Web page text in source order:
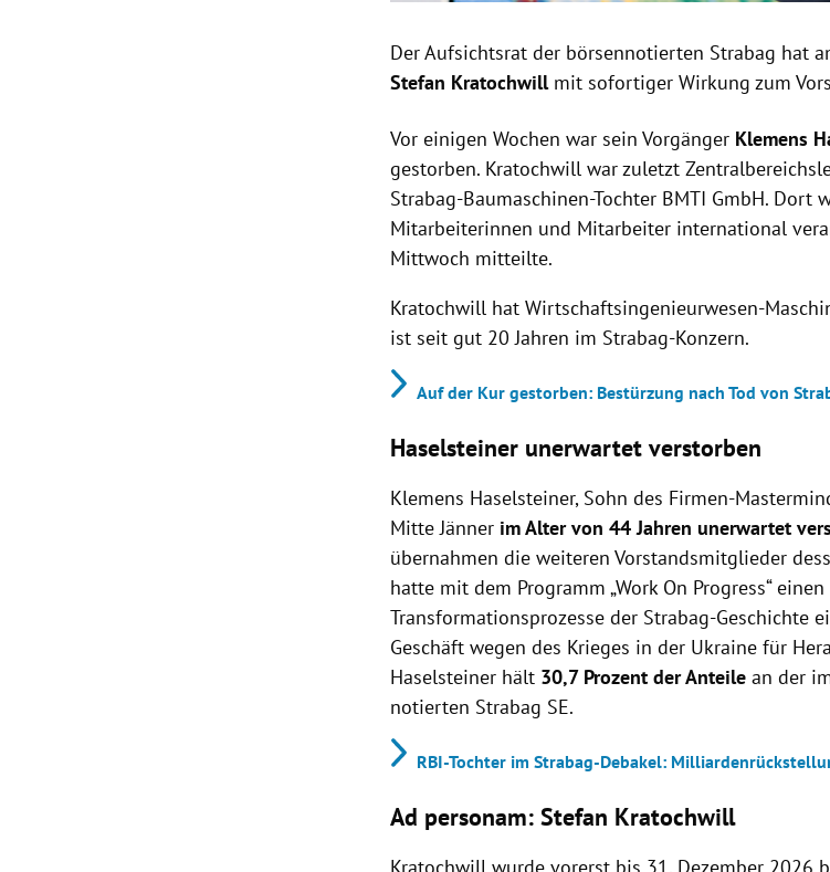
Der Aufsichtsrat der börsennotierten Strabag hat
Stefan Kratochwill mit sofortiger Wirkung zum
Vor einigen Wochen war sein Vorgänger Klemens
gestorben. Kratochwill war zuletzt
Strabag-Baumaschinen-Tochter BMTI GmbH. Dort
Mitarbeiterinnen und Mitarbeiter international
Mittwoch mitteilte.
Kratochwill hat Wirtschaftsingenieurwesen-
ist seit gut 20 Jahren im Strabag-Konzern.
Auf der Kur gestorben: Bestürzung nach Tod von
Haselsteiner unerwartet verstorben
Klemens Haselsteiner, Sohn des Firmen-
Mitte Jänner im Alter von 44 Jahren unerwartet
übernahmen die weiteren Vorstandsmitglieder
hatte mit dem Programm „Work On Progress“
Transformationsprozesse der Strabag-Geschichte
Geschäft wegen des Krieges in der Ukraine für
Haselsteiner hält 30,7 Prozent der Anteile an der
notierten Strabag SE.
RBI-Tochter im Strabag-Debakel:
Ad personam:Stefan Kratochwill